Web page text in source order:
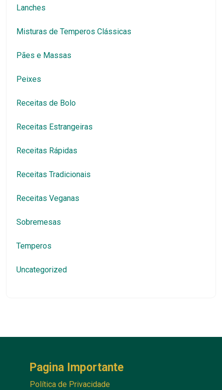
Lanches
Misturas de Temperos Clássicas
Pães e Massas
Peixes
Receitas de Bolo
Receitas Estrangeiras
Receitas Rápidas
Receitas Tradicionais
Receitas Veganas
Sobremesas
Temperos
Uncategorized
Pagina Importante
Política de Privacidade